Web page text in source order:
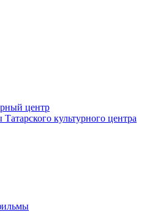
центр
культурного центра